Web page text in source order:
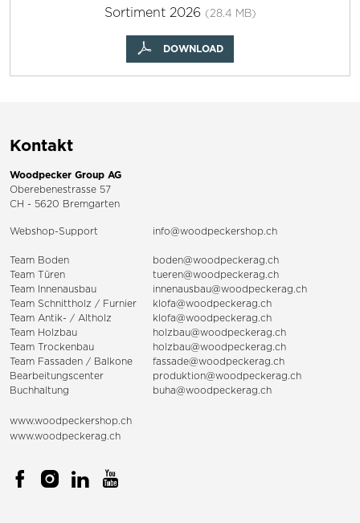
Sortiment 2026 (28.4 MB)
DOWNLOAD
Kontakt
Woodpecker Group AG
Oberebenestrasse 57
CH - 5620 Bremgarten
Webshop-Support info@woodpeckershop.ch
Team Boden
boden@woodpeckerag.ch
Team Türen
tueren@woodpeckerag.ch
Team Innenausbau
innenausbau@woodpeckerag.ch
Team Schnittholz / Furnier
klofa@woodpeckerag.ch
Team Antik- / Altholz
klofa@woodpeckerag.ch
Team Holzbau
holzbau@woodpeckerag.ch
Team Trockenbau
holzbau@woodpeckerag.ch
Team Fassaden / Balkone
fassade@woodpeckerag.ch
Bearbeitungscenter
produktion@woodpeckerag.ch
Buchhaltung
buha@woodpeckerag.ch
www.woodpeckershop.ch
www.woodpeckerag.ch